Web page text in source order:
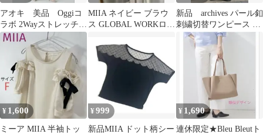
アオキ 美品 Oggiコ
ラボ 2Wayストレッチツ
イル クロップドパンツ
MIIA ネイビー ブラウ
ス GLOBAL WORKロン
新品 archives パール釦
刺繍切替ワンピース ベ
ージュ アルシーヴ
¥ 1,600
ミーア MIIA 半袖トッ
¥999
新品MIIA ドット柄シー
¥ 1,690
連休限定★Bleu Bleutト